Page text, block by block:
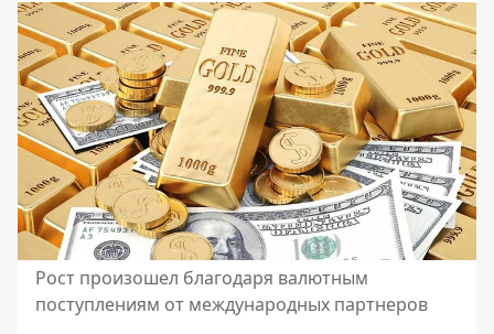
Рост произошел благодаря валютным
поступлениям от международных партнеров